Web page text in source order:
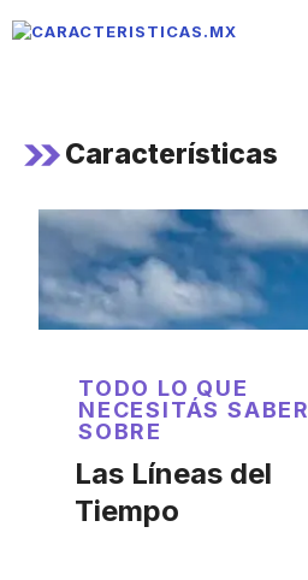
Saltar
Características
TODO LO QUE
NECESITÁS SABER
SOBRE
Las Líneas del
Tiempo